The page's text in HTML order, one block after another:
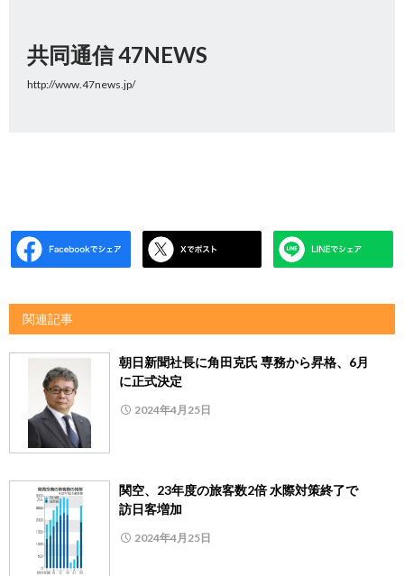
共同通信 47NEWS
http://www.47news.jp/
関連記事
朝日新聞社長に角田克氏 専務から昇格、6月
に正式決定
2024年4月25日
関空、23年度の旅客数2倍 水際対策終了で
訪日客増加
2024年4月25日